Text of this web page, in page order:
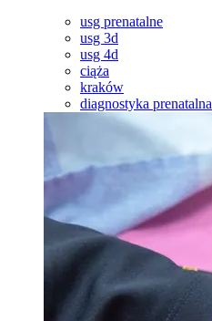
usg prenatalne
usg 3d
usg 4d
ciąża
kraków
diagnostyka prenatalna